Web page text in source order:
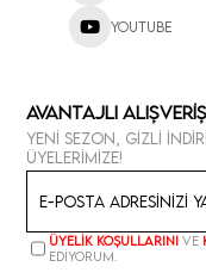
Youtube
Avantajlı
Yeni sezon, gizli
üyelerimize!
Üyelik koşullarını ve
ediyorum.